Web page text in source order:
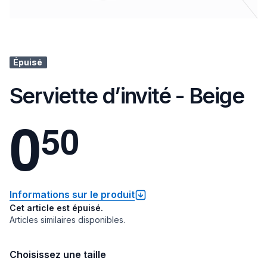
Épuisé
Serviette d’invité - Beige
050
Informations sur le produit
Cet article est épuisé.
Articles similaires disponibles.
Choisissez une taille